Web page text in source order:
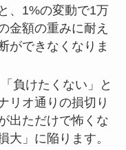
、1%の変動で1万
金額の重みに耐え
ができなくなりま
「負けたくない」と
リオ通りの損切り
出ただけで怖くな
大」に陥ります。